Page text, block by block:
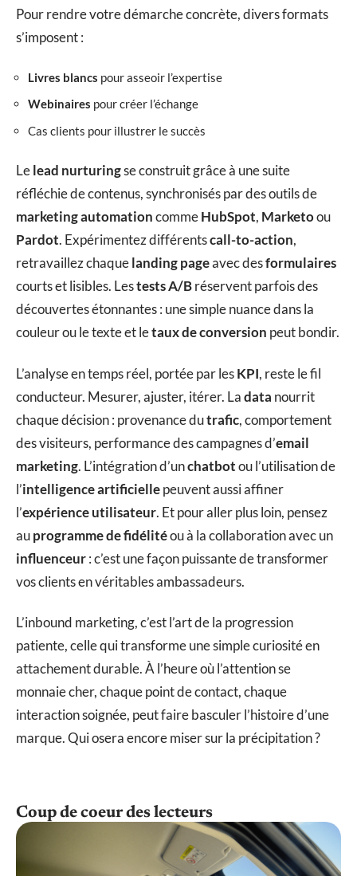
Pour rendre votre démarche concrète, divers formats
s’imposent :
Livres blancs pour asseoir l’expertise
Webinaires pour créer l’échange
Cas clients pour illustrer le succès
Lelead nurturingse construit grâce à une suite
réfléchie de contenus, synchronisés par des outils de
marketing automationcommeHubSpot, Marketoou
Pardot. Expérimentez différentscall-to-action,
retravaillez chaquelanding pageavec desformulaires
courts et lisibles. Lestests A/Bréservent parfois des
découvertes étonnantes : une simple nuance dans la
couleur ou le texte et letaux de conversion peut bondir.
L’analyse en temps réel, portée par lesKPI, reste le fil
conducteur. Mesurer, ajuster, itérer. Ladata nourrit
chaque décision : provenance dutrafic, comportement
des visiteurs, performance des campagnes d’email
marketing. L’intégration d’unchatbotou l’utilisation de
l’intelligence artificiellepeuvent aussi affiner
l’expérience utilisateur. Et pour aller plus loin, pensez
auprogramme de fidélitéou à la collaboration avec un
influenceur: c’est une façon puissante de transformer
vos clients en véritables ambassadeurs.
L’inbound marketing, c’est l’art de la progression
patiente, celle qui transforme une simple curiosité en
attachement durable. À l’heure où l’attention se
monnaie cher, chaque point de contact, chaque
interaction soignée, peut faire basculer l’histoire d’une
marque. Qui osera encore miser sur la précipitation ?
Coup de coeur des lecteurs